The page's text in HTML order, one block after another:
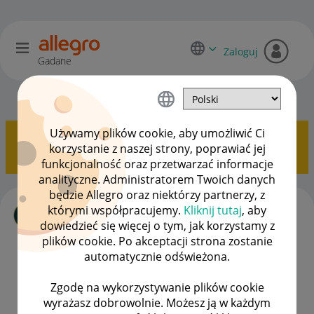
Używamy plików cookie, aby umożliwić Ci
korzystanie z naszej strony, poprawiać jej
funkcjonalność oraz przetwarzać informacje
analityczne. Administratorem Twoich danych
będzie Allegro oraz niektórzy partnerzy, z
którymi współpracujemy. Kliknij tutaj, aby
dowiedzieć się więcej o tym, jak korzystamy z
plików cookie. Po akceptacji strona zostanie
automatycznie odświeżona.
Zgodę na wykorzystywanie plików cookie
wyrażasz dobrowolnie. Możesz ją w każdym
Gadane
Zaloguj
Dyskusje kupujących OPCJE
Pokazywanie tematów z etykietąLicytacja. Pokaż
wszystkie tematy
Sprzedający nie chce zrealizować
zamówienia ze względu na zbyt niską
kwotę w licytacji.
ReevoXz‎09-08-202421:18
milka1234567890
4ODPOWIEDZI 633 WYŚWIETLEŃ